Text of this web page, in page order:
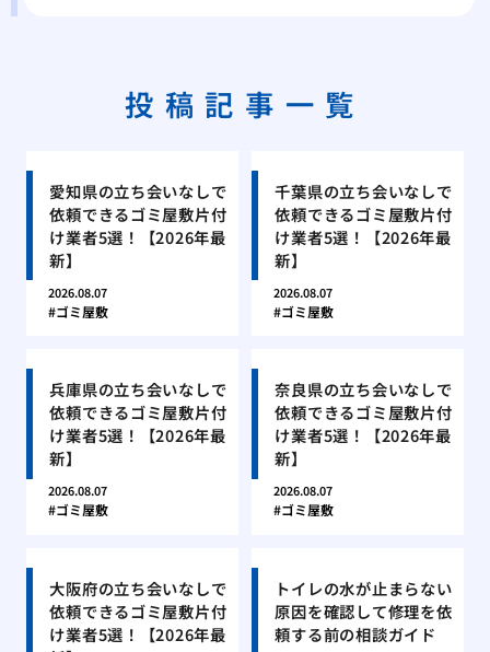
投稿記事一覧
愛知県の立ち会いなしで
依頼できるゴミ屋敷片付
け業者5選！【2026年最
新】
2026.08.07
ゴミ屋敷
千葉県の立ち会いなしで
依頼できるゴミ屋敷片付
け業者5選！【2026年最
新】
2026.08.07
ゴミ屋敷
兵庫県の立ち会いなしで
依頼できるゴミ屋敷片付
け業者5選！【2026年最
新】
2026.08.07
ゴミ屋敷
奈良県の立ち会いなしで
依頼できるゴミ屋敷片付
け業者5選！【2026年最
新】
2026.08.07
ゴミ屋敷
大阪府の立ち会いなしで
依頼できるゴミ屋敷片付
け業者5選！【2026年最
トイレの水が止まらない
原因を確認して修理を依
頼する前の相談ガイド